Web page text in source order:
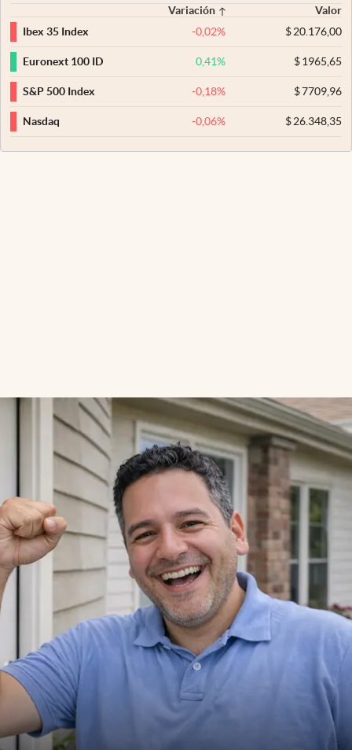
Variación
Valor
Ibex 35 Index
-0,02% $20.176,00
Euronext 100 ID 0,41% $1965,65
S&P 500 Index -0,18% $7709,96
Nasdaq -0,06% $26.348,35